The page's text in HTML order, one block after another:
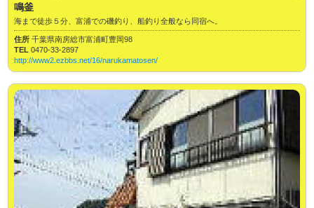
鳴釜
海まで徒歩５分、富浦での磯釣り、船釣り全般なら同宿へ。
住所千葉県南房総市富浦町豊岡98
TEL0470-33-2897
http://www2.ezbbs.net/16/narukamatosen/